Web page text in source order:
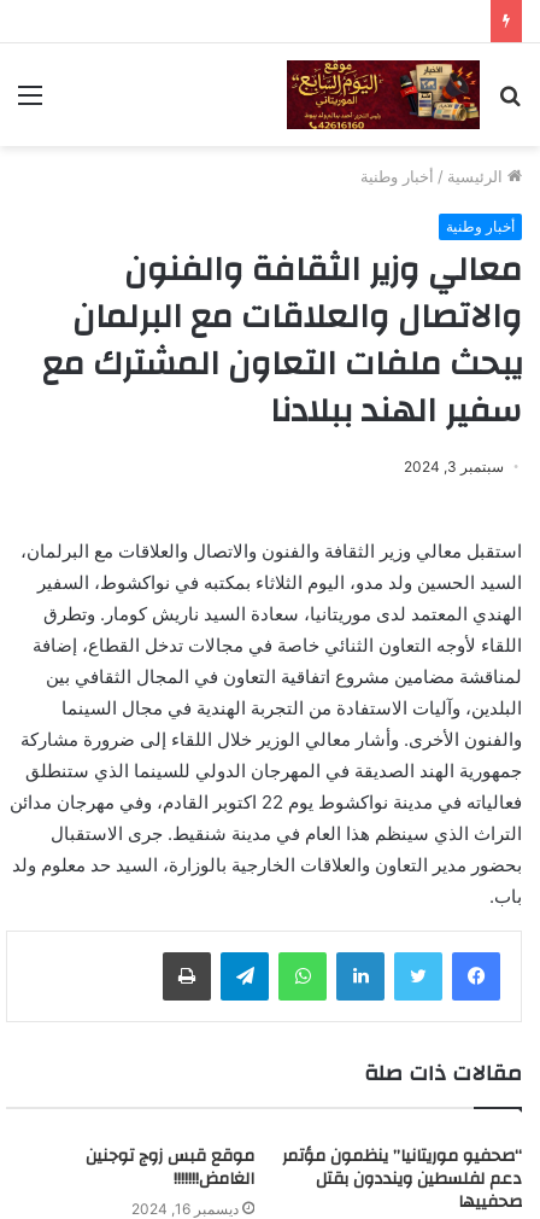
بحث
عن
الرئيسية / أخبار وطنية
أخبار وطنية
معالي وزير الثقافة والفنون
والاتصال والعلاقات مع البرلمان
يبحث ملفات التعاون المشترك مع
سفير الهند ببلادنا
سبتمبر 3, 2024
استقبل معالي وزير الثقافة والفنون والاتصال والعلاقات مع البرلمان،
السيد الحسين ولد مدو، اليوم الثلاثاء بمكتبه في نواكشوط، السفير
الهندي المعتمد لدى موريتانيا، سعادة السيد ناريش كومار. وتطرق
اللقاء لأوجه التعاون الثنائي خاصة في مجالات تدخل القطاع، إضافة
لمناقشة مضامين مشروع اتفاقية التعاون في المجال الثقافي بين
البلدين، وآليات الاستفادة من التجربة الهندية في مجال السينما
والفنون الأخرى. وأشار معالي الوزير خلال اللقاء إلى ضرورة مشاركة
جمهورية الهند الصديقة في المهرجان الدولي للسينما الذي ستنطلق
فعالياته في مدينة نواكشوط يوم 22 اكتوبر القادم، وفي مهرجان مدائن
التراث الذي سينظم هذا العام في مدينة شنقيط. جرى الاستقبال
بحضور مدير التعاون والعلاقات الخارجية بالوزارة، السيد حد معلوم ولد
باب.
لينكدإن واتساب
مقالات ذات صلة
“صحفيو موريتانيا” ينظمون مؤتمر
دعم لفلسطين وينددون بقتل
صحفييها
موقع قبس زوج توجنين
الغامض!!!!!!!
ديسمبر 16, 2024